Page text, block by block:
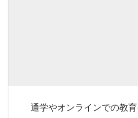
通学やオンラインでの教